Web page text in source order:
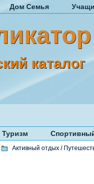
Дом Семья
каталог
Туризм
Активный отдых /